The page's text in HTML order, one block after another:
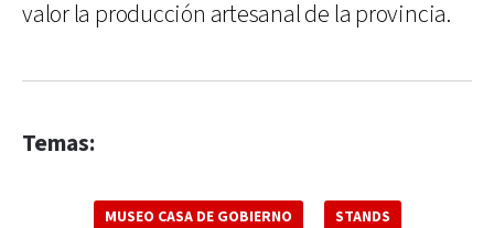
valor la producción artesanal de la provincia.
Temas:
MUSEO CASA DE GOBIERNO STANDS